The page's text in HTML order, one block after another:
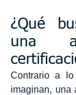
¿Qué
una
Contrario a lo
imaginan, una